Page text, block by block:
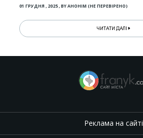
01 ГРУДНЯ , 2025,BYАНОНІМ (НЕ ПЕРЕВІРЕНО)
ЧИТАТИ ДАЛІ
Реклама на сайті